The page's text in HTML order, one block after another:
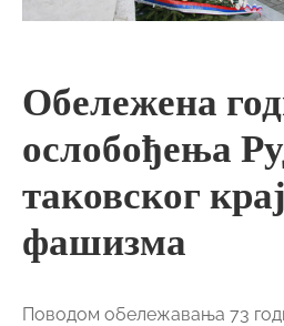
Обележена
ослобођења
таковског
фашизма
Поводом обележавања 73